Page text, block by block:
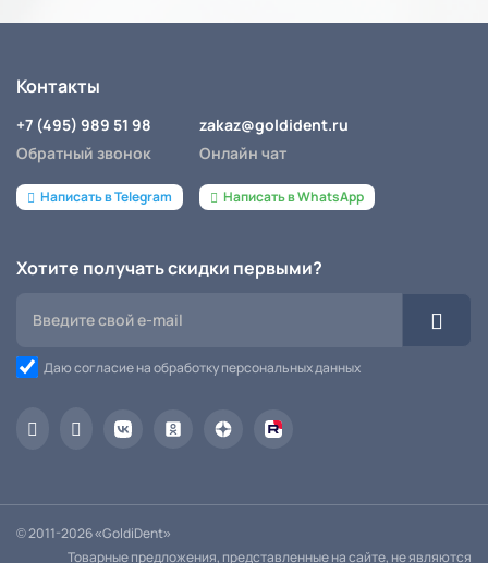
Контакты
+7 (495) 989 51 98
Обратный звонок
Написать в Telegram
zakaz@goldident.ru
Онлайн чат
Написать в WhatsApp
Хотите получать скидки первыми?
Даю согласие на обработку персональных данных
© 2011-2026 «GoldiDent»
Товарные предложения, представленные на сайте, не являются